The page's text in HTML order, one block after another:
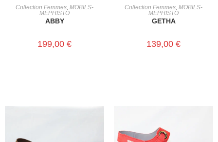
CHOIX DES OPTIONS
Collection Femmes MOBILS-
MEPHISTO
ABBY
199,00 €
CHOIX DES OPTIONS
Collection Femmes MOBILS-
MEPHISTO
GETHA
139,00 €